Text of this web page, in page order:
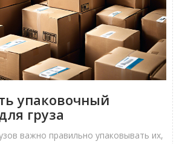
упаковочный
груза
важно правильно упаковывать их,